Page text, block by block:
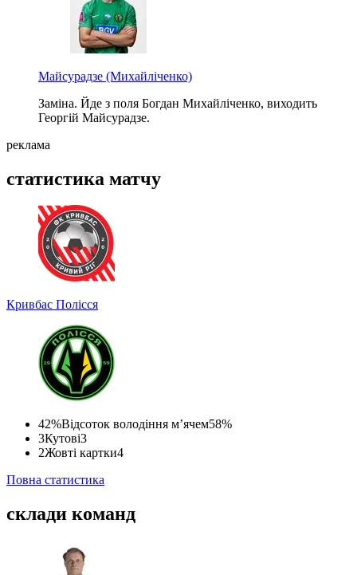
Майсурадзе (Михайліченко)
Заміна. Йде з поля Богдан Михайліченко, виходить
Георгій Майсурадзе.
реклама
статистика матчу
Кривбас Полісся
42%Відсоток володіння м’ячем58%
3Кутові3
2Жовті картки4
Повна статистика
склади команд